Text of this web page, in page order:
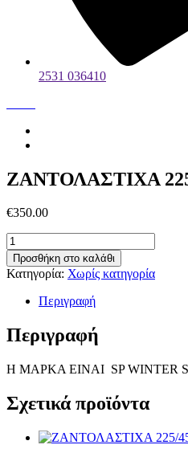
2531 036410
ΖΑΝΤΟΛΑΣΤΙΧΑ
€350.00
ΖΑΝΤΟΛΑΣΤΙΧΑ
225/50
R17
ποσότητα
Προσθήκη στο καλάθι
Κατηγορία: Χωρίς κατηγορία
Περιγραφή
Περιγραφή
Η ΜΑΡΚΑ ΕΙΝΑΙ SP WINTER
Σχετικά προϊόντα